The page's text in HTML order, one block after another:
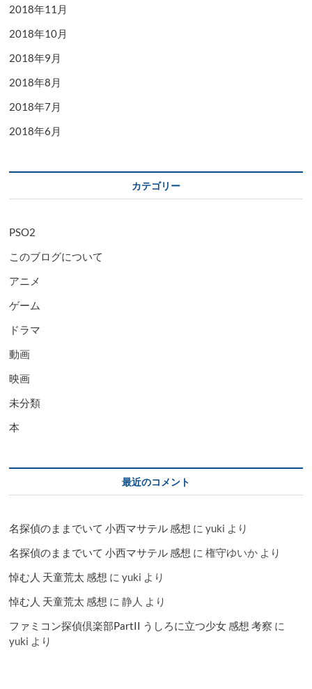
2018年11月
2018年10月
2018年9月
2018年8月
2018年7月
2018年6月
カテゴリー
PSO2
このブログについて
アニメ
ゲーム
ドラマ
動画
映画
未分類
本
最近のコメント
名探偵のままでいて 小西マサテル 感想 にyuki より
名探偵のままでいて 小西マサテル 感想 に権守ゆいか より
悼む人 天童荒太 感想 にyuki より
悼む人 天童荒太 感想 に静人 より
ファミコン探偵倶楽部PartII うしろに立つ少女 感想 考察 に
yuki より